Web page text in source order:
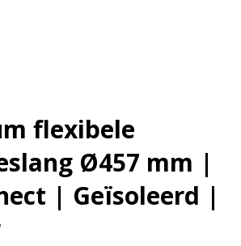
flexibele
Ø457 mm |
| Geïsoleerd |